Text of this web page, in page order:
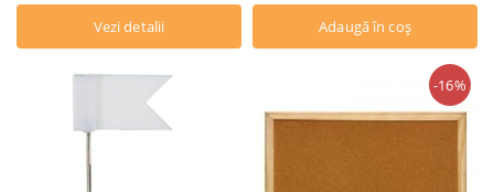
Vezi detalii
-16%